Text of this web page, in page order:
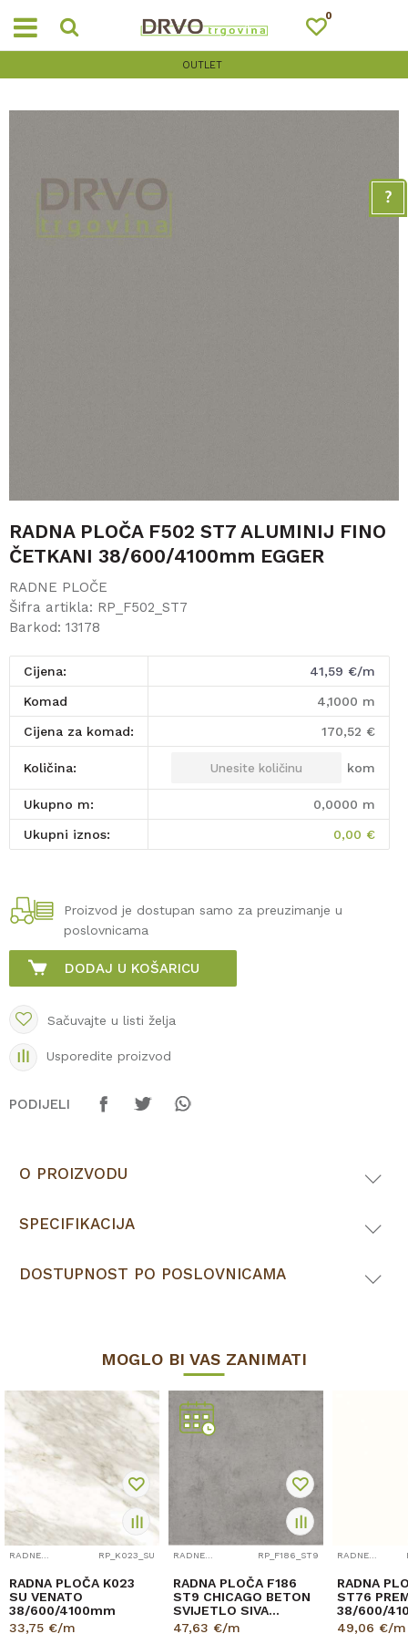
0
OUTLET
RADNA PLOČA F502 ST7 ALUMINIJ FINO
ČETKANI 38/600/4100mm EGGER
RADNE PLOČE
Šifra artikla: RP_F502_ST7
Barkod: 13178
Cijena: 41,59 €/m
komad 4,1000 m
Cijena za komad: 170,52 €
Količina: kom
Ukupno m: 0,0000 m
Ukupni iznos: 0,00 €
Proizvod je dostupan samo za preuzimanje u
poslovnicama
DODAJ U KOŠARICU
Sačuvajte u listi želja
Usporedite proizvod
PODIJELI
O PROIZVODU
SPECIFIKACIJA
DOSTUPNOST PO POSLOVNICAMA
MOGLO BI VAS ZANIMATI
RP_K023_SU
RADNA PLOČA K023
SU VENATO
38/600/4100mm
33,75 €/m
RP_F186_ST9
RADNA PLOČA F186
ST9 CHICAGO BETON
SVIJETLO SIVA
38/600/4100mm
47,63 €/m
RADNA
ST76
38/600/
EGGER
49,06 €/m